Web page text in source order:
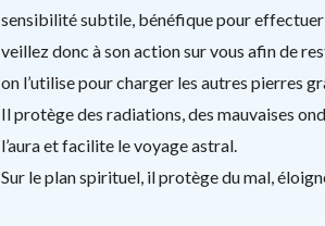
sensibilité subtile, bénéfique pour
veillez donc à son action sur vous afin de
on l’utilise pour charger les autres pierres
Il protège des radiations, des mauvaises
l’aura et facilite le voyage astral.
Sur le plan spirituel, il protège du mal,